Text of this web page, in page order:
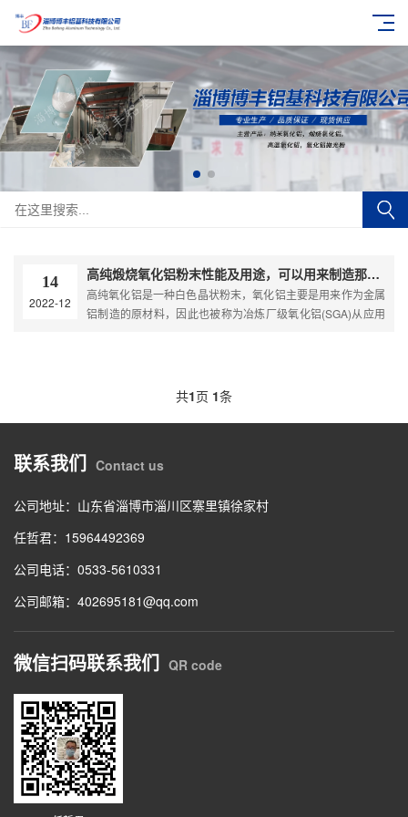
14
2022-12
高纯煅烧氧化铝粉末性能及用途，可以用来制造那些产品
高纯氧化铝是一种白色晶状粉末，氧化铝主要是用来作为金属
铝制造的原材料，因此也被称为冶炼厂级氧化铝(SGA)从应用
共1页 1条
联系我们 Contact us
公司地址：山东省淄博市淄川区寨里镇徐家村
任哲君：15964492369
公司电话：0533-5610331
公司邮箱：402695181@qq.com
微信扫码联系我们 QR code